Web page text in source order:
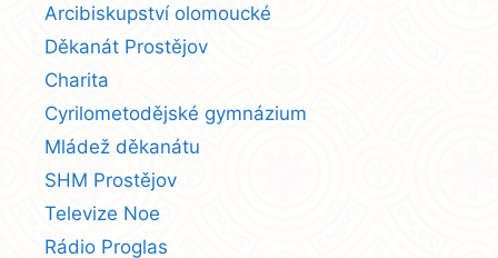
Arcibiskupství olomoucké
Děkanát Prostějov
Charita
Cyrilometodějské gymnázium
Mládež děkanátu
SHM Prostějov
Televize Noe
Rádio Proglas